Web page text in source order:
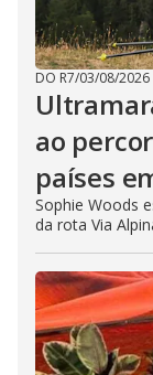
DO R7/03/08/2026
ao
países
Sophie Woods
da rota Via